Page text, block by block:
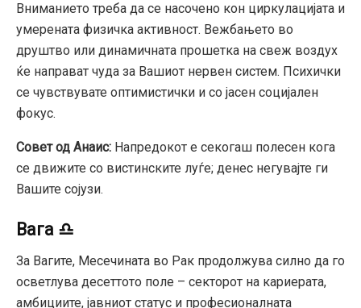
Вниманието треба да се насочено кон циркулацијата и
умерената физичка активност. Вежбањето во
друштво или динамичната прошетка на свеж воздух
ќе направат чуда за Вашиот нервен систем. Психички
се чувствувате оптимистички и со јасен социјален
фокус.
Совет од Анаис: Напредокот е секогаш полесен кога
се движите со вистинските луѓе; денес негувајте ги
Вашите сојузи.
Вага ♎
За Вагите, Месечината во Рак продолжува силно да го
осветлува десеттото поле – секторот на кариерата,
амбициите, јавниот статус и професионалната